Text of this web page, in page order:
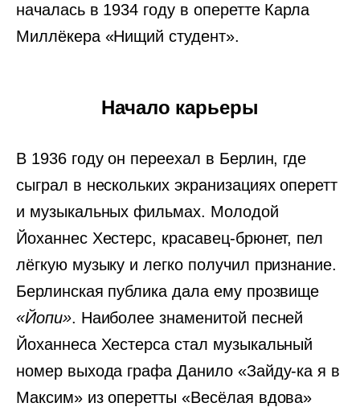
началась в 1934 году в оперетте Карла
Миллёкера «Нищий студент».
Начало карьеры
В 1936 году он переехал в Берлин, где
сыграл в нескольких экранизациях оперетт
и музыкальных фильмах. Молодой
Йоханнес Хестерс, красавец-брюнет, пел
лёгкую музыку и легко получил признание.
Берлинская публика дала ему прозвище
«Йопи». Наиболее знаменитой песней
Йоханнеса Хестерса стал музыкальный
номер выхода графа Данило «Зайду-ка я в
Максим» из оперетты «Весёлая вдова»